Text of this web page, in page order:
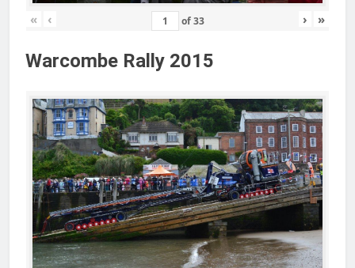
« ‹ of33 › »
Warcombe Rally 2015